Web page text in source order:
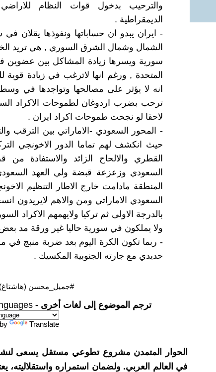
والترحيب بدخول قوات النظام
الديمقراطية .
- ايران يبدو ان حساباتها ونفوذها
الشمال وشمال الشرق السوري , هي تريد
سورية ويسرها زيادة المشاكل بين عضوين
المتحدة , ورغم انها لاترغب في زيادة
انه لا يؤثر على مصالحها وتواجدها في
ترحب بضرب اردوغان لطموحات الاكراد
لاحقا لو نجحت طموحات اكراد ايران .
- المحور السعودي -الاماراتي بين
حيث انكشف لهم تماما الدور الاخونجي
القطري والالحاح الزائد والاستفادة
السعودي وزعزعة قبضة ولي العهد
المنطقة مادامت خارج الاطار التنظيم
السعودي الاماراتي ومن والاهم لايريدون
بالدرجة الاولى ثم تركيا ولايهمهم الاكراد
ولا يملكون في سورية حاليا غير ورقة مد
- ربما تكون الكرة اليوم بعد ضربة منبج في
حديدي مع جارته الجنوبية المكسيك .
#جميل_محسن (هاشتاغ)
ترجم الموضوع إلى لغات أخرى -
Translate
الحوار المتمدن مشروع تطوعي مستقل يسعى لنشر
في العالم العربي. ولضمان استمراره